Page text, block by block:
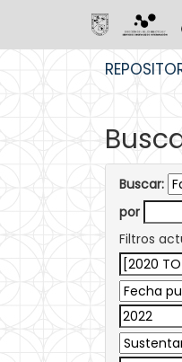
Buscar:
por
Filtros